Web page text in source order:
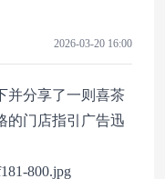
2026-03-20 16:00
并分享了一则喜茶
的门店指引广告迅